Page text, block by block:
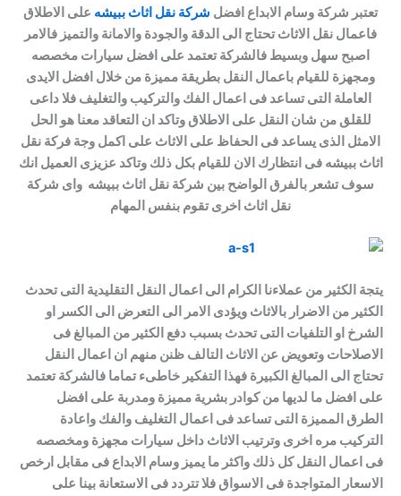
تعتبر شركة وسام الابداع افضل شركة نقل اثاث ببيشه على الاطلاق
فاعمال نقل الاثاث تحتاج الى الدقة والجودة والامانة والتميز فالامر
اصبح سهل وبسيط فالشركة تعتمد على افضل سيارات مخصصه
ومجهزة للقيام باعمال النقل بطريقة مميزة من خلال افضل الايدى
العاملة التى تساعد فى اعمال الفك والتركيب والتغليف فلا داعى
للقلق من شان النقل على الاطلاق وتاكد ان التعاقد معنا هو الحل
الامثل الذى يساعد فى الحفاظ على الاثاث على اكمل وجة فركة نقل
اثاث ببيشه فى انتظارك الان للقيام بكل ذلك وتاكد عزيزى العميل انك
سوف تشعر بالفرق الواضح بين شركة نقل اثاث ببيشه واى شركة
نقل اثاث اخرى تقوم بنفس المهام
يتجة الكثير من عملاءنا الكرام الى اعمال النقل التقليدية التى تحدث
الكثير من الاضرار بالاثاث ويؤدى الامر الى التعرض الى الكسر او
الشرخ او التلفيات التى تحدث بسبب دفع الكثير من المبالغ فى
الاصلاحات وتعويض عن الاثاث التالف ظنن منهم ان اعمال النقل
تحتاج الى المبالغ الكبيرة فهذا التفكير خاطىء تماما فالشركة تعتمد
على افضل ما لديها من كوادر بشرية مميزة ومدربة على افضل
الطرق المميزة التى تساعد فى اعمال التغليف والفك واعادة
التركيب مره اخرى وترتيب الاثاث داخل سيارات مجهزة ومخصصه
فى اعمال النقل كل ذلك واكثر ما يميز وسام الابداع فى مقابل ارخص
الاسعار المتواجدة فى الاسواق فلا تتردد فى الاستعانة بينا على